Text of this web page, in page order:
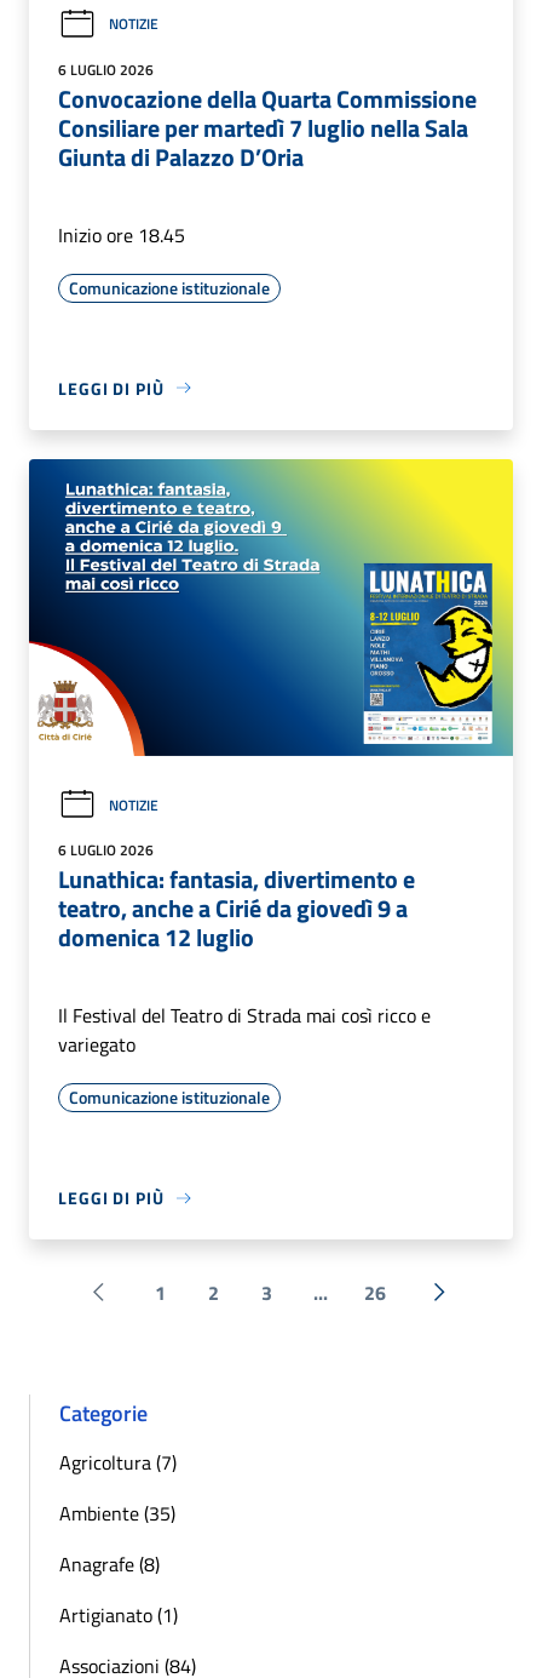
NOTIZIE
6 LUGLIO 2026
Convocazione della Quarta Commissione
Consiliare per martedì 7 luglio nella Sala
Giunta di Palazzo D’Oria
Inizio ore 18.45
Comunicazione istituzionale
LEGGI DI PIÙ
NOTIZIE
6 LUGLIO 2026
Lunathica: fantasia, divertimento e
teatro, anche a Cirié da giovedì 9 a
domenica 12 luglio
Il Festival del Teatro di Strada mai così ricco e
variegato
Comunicazione istituzionale
LEGGI DI PIÙ
Pagina precedente
1 2 3 ... 26 Successiva
Categorie
Agricoltura (7)
Ambiente (35)
Anagrafe (8)
Artigianato (1)
Associazioni (84)